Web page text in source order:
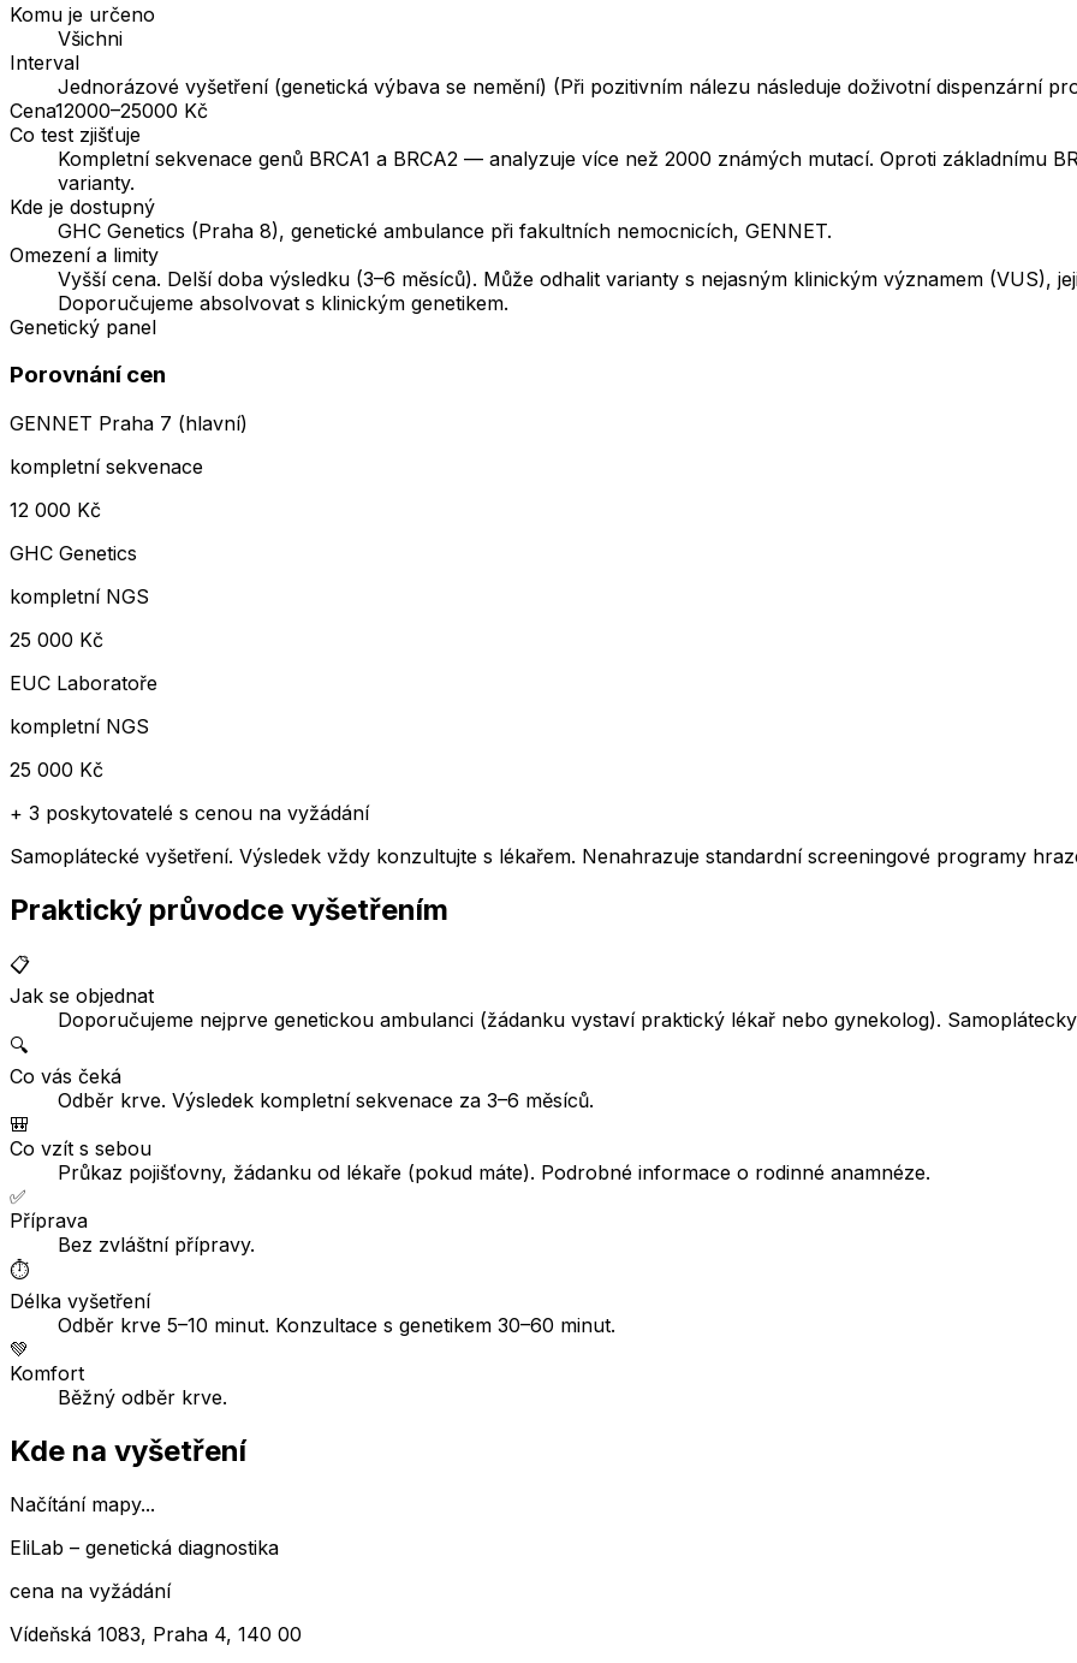
Komu je určeno
Všichni
Interval
Jednorázové vyšetření (genetická výbava se nemění) (Při pozitivním nálezu následuje doživotní dispenzární
Cena12000–25000 Kč
Co test zjišťuje
Kompletní sekvenace genů BRCA1 a BRCA2 — analyzuje více než 2000 známých mutací. Oproti základnímu
varianty.
Kde je dostupný
GHC Genetics (Praha 8), genetické ambulance při fakultních nemocnicích, GENNET.
Omezení a limity
Vyšší cena. Delší doba výsledku (3–6 měsíců). Může odhalit varianty s nejasným klinickým významem (VUS),
Doporučujeme absolvovat s klinickým genetikem.
Genetický panel
Porovnání cen
GENNET Praha 7 (hlavní)
kompletní sekvenace
12 000 Kč
GHC Genetics
kompletní NGS
25 000 Kč
EUC Laboratoře
kompletní NGS
25 000 Kč
+ 3 poskytovatelé s cenou na vyžádání
Samoplátecké vyšetření. Výsledek vždy konzultujte s lékařem. Nenahrazuje standardní screeningové programy
Praktický průvodce vyšetřením
📋
Jak se objednat
Doporučujeme nejprve genetickou ambulanci (žádanku vystaví praktický lékař nebo gynekolog).
🔍
Co vás čeká
Odběr krve. Výsledek kompletní sekvenace za 3–6 měsíců.
🎒
Co vzít s sebou
Průkaz pojišťovny, žádanku od lékaře (pokud máte). Podrobné informace o rodinné anamnéze.
✅
Příprava
Bez zvláštní přípravy.
⏱️
Délka vyšetření
Odběr krve 5–10 minut. Konzultace s genetikem 30–60 minut.
💚
Komfort
Běžný odběr krve.
Kde na vyšetření
Načítání mapy...
EliLab – genetická diagnostika
cena na vyžádání
Vídeňská 1083, Praha 4, 140 00